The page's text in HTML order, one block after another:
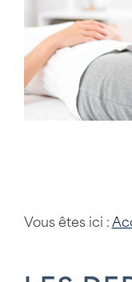
Vous êtes ici :